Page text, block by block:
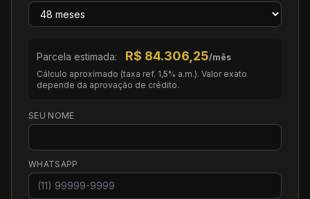
Parcela estimada: R$ 84.306,25/mês
Cálculo aproximado (taxa ref. 1,5% a.m.). Valor exato
depende da aprovação de crédito.
SEU NOME
WHATSAPP